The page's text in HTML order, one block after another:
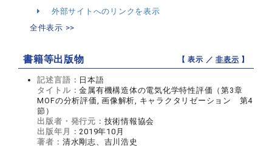
外部サイトへのリンクを表示
全件表示 >>
書籍等出版物 【 表示 ／非表示 】
記述言語： 日本語
タイトル：金属有機構造体の電気化学特性評価（第3章
MOFの分析評価, 画像解析, キャラクタリゼーション 第4
節）
出版者・発行元： 技術情報協会
出版年月： 2019年10月
著者： 清水剛志、吉川浩史